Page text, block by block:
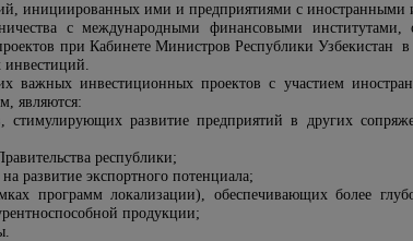
инициированных ими и предприятиями с иностранными
с международными финансовыми институтами,
при Кабинете Министров Республики Узбекистан в
инвестиций.
важных инвестиционных проектов с участием
являются:
стимулирующих развитие предприятий в других
республики;
развитие экспортного потенциала;
программ локализации), обеспечивающих более
продукции;